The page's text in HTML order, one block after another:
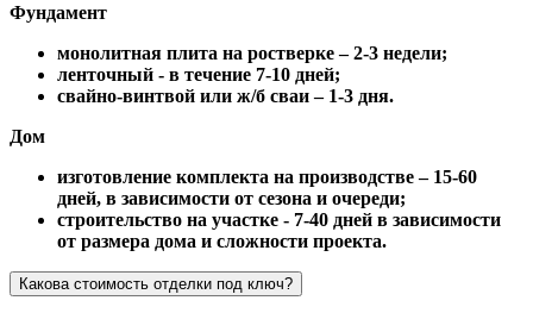
Фундамент
монолитная плита на ростверке – 2-3 недели;
ленточный - в течение 7-10 дней;
свайно-винтвой или ж/б сваи – 1-3 дня.
Дом
изготовление комплекта на производстве – 15-60
дней, в зависимости от сезона и очереди;
строительство на участке - 7-40 дней в зависимости
от размера дома и сложности проекта.
Какова стоимость отделки под ключ?